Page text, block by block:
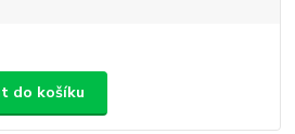
do košíku